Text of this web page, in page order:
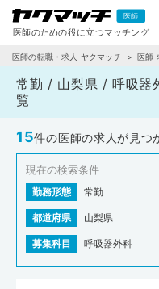
医師の転職・求人 ヤクマッチ 医師
常勤 / 山梨県 / 呼吸器
覧
15件の医師の求人が見つ
現在の検索条件
勤務形態 常勤
都道府県 山梨県
募集科目 呼吸器外科